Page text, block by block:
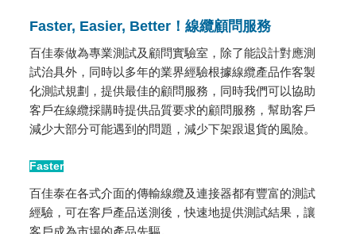
Faster, Easier, Better！線纜顧問服務
百佳泰做為專業測試及顧問實驗室，除了能設計對應測
試治具外，同時以多年的業界經驗根據線纜產品作客製
化測試規劃，提供最佳的顧問服務，同時我們可以協助
客戶在線纜採購時提供品質要求的顧問服務，幫助客戶
減少大部分可能遇到的問題，減少下架跟退貨的風險。
Faster
百佳泰在各式介面的傳輸線纜及連接器都有豐富的測試
經驗，可在客戶產品送測後，快速地提供測試結果，讓
客戶成為市場的產品先驅。